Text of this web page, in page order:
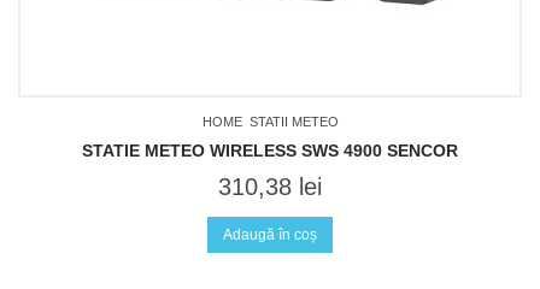
HOME STATII METEO
STATIE METEO WIRELESS SWS 4900 SENCOR
310,38 lei
Adaugă în coș